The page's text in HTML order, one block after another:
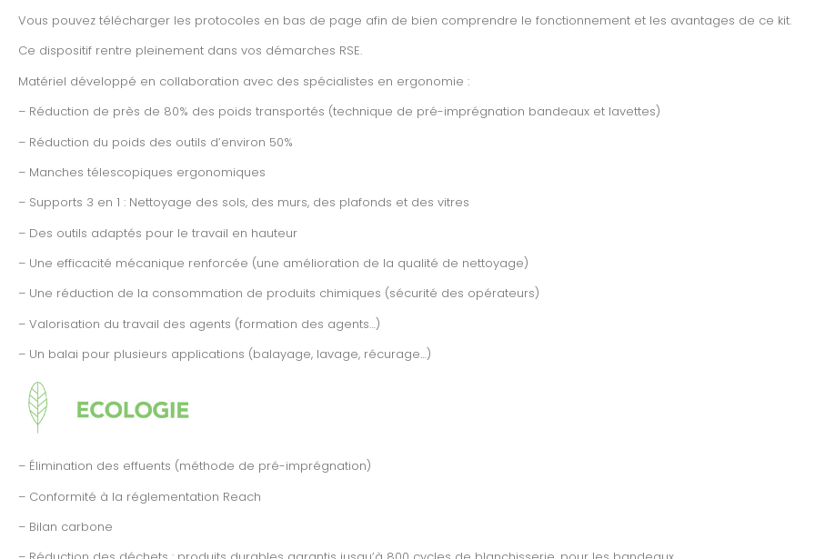
Vous pouvez télécharger les protocoles en bas de page afin de bien comprendre le fonctionnement et les avantages de ce kit.
Ce dispositif rentre pleinement dans vos démarches RSE.
Matériel développé en collaboration avec des spécialistes en ergonomie :
– Réduction de près de 80% des poids transportés (technique de pré-imprégnation bandeaux et lavettes)
– Réduction du poids des outils d’environ 50%
– Manches télescopiques ergonomiques
– Supports 3 en 1 : Nettoyage des sols, des murs, des plafonds et des vitres
– Des outils adaptés pour le travail en hauteur
– Une efficacité mécanique renforcée (une amélioration de la qualité de nettoyage)
– Une réduction de la consommation de produits chimiques (sécurité des opérateurs)
– Valorisation du travail des agents (formation des agents…)
– Un balai pour plusieurs applications (balayage, lavage, récurage…)
– Élimination des effuents (méthode de pré-imprégnation)
– Conformité à la réglementation Reach
– Bilan carbone